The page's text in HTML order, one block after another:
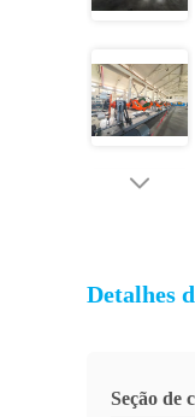
Detalhes
Seção de